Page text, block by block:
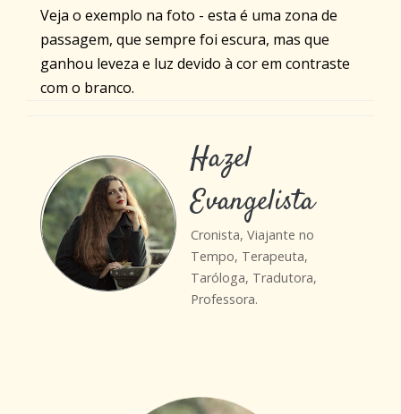
Veja o exemplo na foto - esta é uma zona de
passagem, que sempre foi escura, mas que
ganhou leveza e luz devido à cor em contraste
com o branco.
Hazel
Evangelista
Cronista, Viajante no
Tempo, Terapeuta,
Taróloga, Tradutora,
Professora.